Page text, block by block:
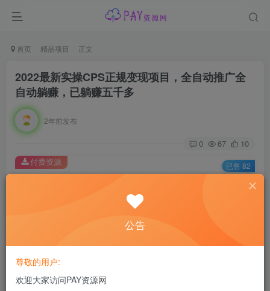
首页 精品项目 正文
2022最新实操CPS正规变现项目，全自动推广全
自动躺赚，已躺赚五千多
2年前发布
0 67 10
此内容为付费资源，请付费后查看
会员专属资源
黄金会员免费 钻石会员免费
付费资源 已售 82
公告
尊敬的用户:
欢迎大家访问PAY资源网